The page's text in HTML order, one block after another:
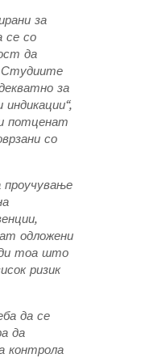
за
се со
да
Студиите
за
потценат
со
одложени
тоа што
ризик
да се
да
контрола